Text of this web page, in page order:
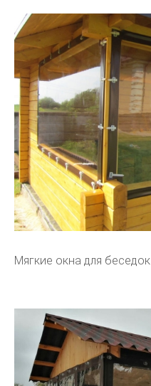
Мягкие окна для беседок